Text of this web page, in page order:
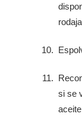
si se